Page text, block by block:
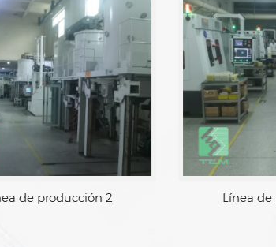
Línea de producción 2